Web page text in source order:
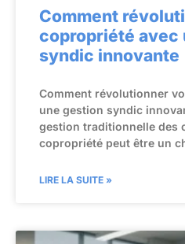
Comment
copropriété avec
syndic innovante
Comment révolutionner
une gestion syndic
gestion traditionnelle des
copropriété peut être un
LIRE LA SUITE »